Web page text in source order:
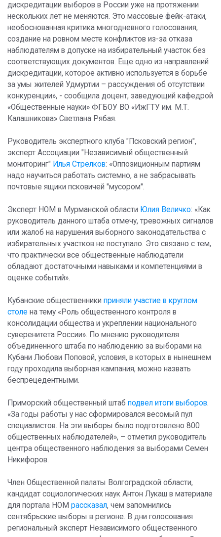
дискредитации выборов в России уже на протяжении
нескольких лет не меняются. Это массовые фейк-атаки,
необоснованная критика многодневного голосования,
создание на ровном месте конфликтов из-за отказа
наблюдателям в допуске на избирательный участок без
соответствующих документов. Еще одно из направлений
дискредитации, которое активно используется в борьбе
за умы жителей Удмуртии – рассуждения об отсутствии
конкуренции», - сообщила доцент, заведующий кафедрой
«Общественные науки» ФГБОУ ВО «ИжГТУ им. М.Т.
Калашникова» Светлана Рябая.
Руководитель экспертного клуба "Псковский регион",
эксперт Ассоциации "Независимый общественный
мониторинг" Илья Стрелков: «Оппозиционным партиям
надо научиться работать системно, а не забрасывать
почтовые ящики псковичей "мусором".
Эксперт НОМ в Мурманской области Юлия Величко: «Как
руководитель данного штаба отмечу, тревожных сигналов
или жалоб на нарушения выборного законодательства с
избирательных участков не поступало. Это связано с тем,
что практически все общественные наблюдатели
обладают достаточными навыками и компетенциями в
оценке событий».
Кубанские общественники приняли участие в круглом
столе на тему «Роль общественного контроля в
консолидации общества и укреплении национального
суверенитета России». По мнению руководителя
объединенного штаба по наблюдению за выборами на
Кубани Любови Поповой, условия, в которых в нынешнем
году проходила выборная кампания, можно назвать
беспрецедентными.
Приморский общественный штаб подвел итоги выборов.
«За годы работы у нас сформировался весомый пул
специалистов. На эти выборы было подготовлено 800
общественных наблюдателей», – отметил руководитель
центра общественного наблюдения за выборами Семен
Никифоров.
Член Общественной палаты Волгоградской области,
кандидат социологических наук Антон Лукаш в материале
для портала НОМ рассказал, чем запомнились
сентябрьские выборы в регионе. В дни голосования
региональный эксперт Независимого общественного